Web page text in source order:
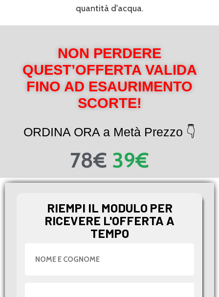
quantità d'acqua.
NON PERDERE
QUEST’OFFERTA VALIDA
FINO AD ESAURIMENTO
SCORTE!
ORDINA ORA a Metà Prezzo 👇
78€ 39€
RIEMPI IL MODULO PER
RICEVERE L'OFFERTA A
TEMPO